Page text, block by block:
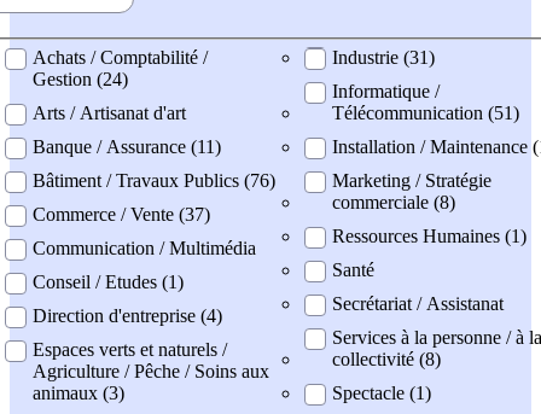
professionel
Achats / Comptabilité /
Gestion (24)
Arts / Artisanat d'art
Banque / Assurance (11)
Bâtiment / Travaux Publics (76)
Commerce / Vente (37)
Communication / Multimédia
Conseil / Etudes (1)
Direction d'entreprise (4)
Espaces verts et naturels /
Agriculture / Pêche / Soins aux
animaux (3)
Industrie (31)
Informatique /
Télécommunication (51)
Installation / Maintenance
Marketing / Stratégie
commerciale (8)
Ressources Humaines (1)
Santé
Secrétariat / Assistanat
Services à la personne / à la
collectivité (8)
Spectacle (1)